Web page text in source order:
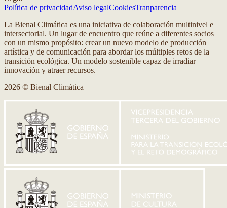
Política de privacidadAviso legalCookiesTranparencia
La Bienal Climática es una iniciativa de colaboración multinivel e
intersectorial. Un lugar de encuentro que reúne a diferentes socios
con un mismo propósito: crear un nuevo modelo de producción
artística y de comunicación para abordar los múltiples retos de la
transición ecológica. Un modelo sostenible capaz de irradiar
innovación y atraer recursos.
2026 © Bienal Climática